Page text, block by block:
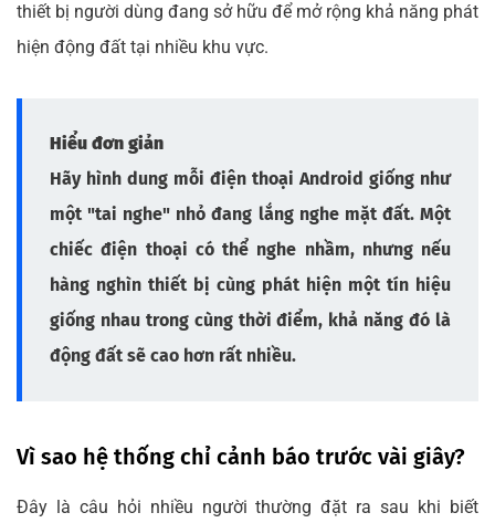
thiết bị người dùng đang sở hữu để mở rộng khả năng phát
hiện động đất tại nhiều khu vực.
Hiểu đơn giản
Hãy hình dung mỗi điện thoại Android giống như
một "tai nghe" nhỏ đang lắng nghe mặt đất. Một
chiếc điện thoại có thể nghe nhầm, nhưng nếu
hàng nghìn thiết bị cùng phát hiện một tín hiệu
giống nhau trong cùng thời điểm, khả năng đó là
động đất sẽ cao hơn rất nhiều.
Vì sao hệ thống chỉ cảnh báo trước vài giây?
Đây là câu hỏi nhiều người thường đặt ra sau khi biết